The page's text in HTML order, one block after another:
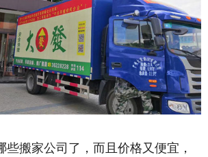
些搬家公司了，而且价格又便宜，